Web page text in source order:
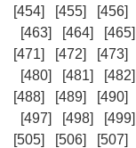
[454]
[455] [456]
[463]
[464] [465]
[471]
[472] [473]
[480]
[481] [482]
[488]
[489] [490]
[497]
[498] [499]
[505]
[506] [507]